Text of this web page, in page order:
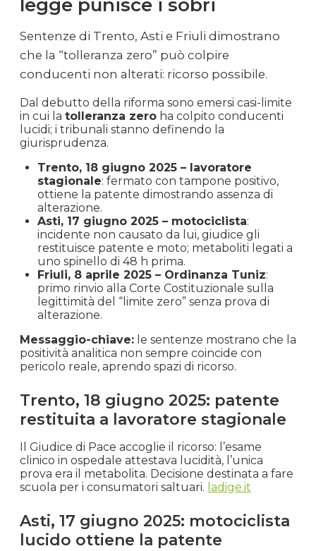
legge punisce i sobri
Sentenze di Trento, Asti e Friuli dimostrano
che la “tolleranza zero” può colpire
conducenti non alterati: ricorso possibile.
Dal debutto della riforma sono emersi casi-limite
in cui la tolleranza zero ha colpito conducenti
lucidi; i tribunali stanno definendo la
giurisprudenza.
Trento, 18 giugno 2025 – lavoratore
stagionale: fermato con tampone positivo,
ottiene la patente dimostrando assenza di
alterazione.
Asti, 17 giugno 2025 – motociclista:
incidente non causato da lui, giudice gli
restituisce patente e moto; metaboliti legati a
uno spinello di 48 h prima.
Friuli, 8 aprile 2025 – Ordinanza Tuniz:
primo rinvio alla Corte Costituzionale sulla
legittimità del “limite zero” senza prova di
alterazione.
Messaggio-chiave: le sentenze mostrano che la
positività analitica non sempre coincide con
pericolo reale, aprendo spazi di ricorso.
Trento, 18 giugno 2025: patente
restituita a lavoratore stagionale
Il Giudice di Pace accoglie il ricorso: l’esame
clinico in ospedale attestava lucidità, l’unica
prova era il metabolita. Decisione destinata a fare
scuola per i consumatori saltuari. ladige.it
Asti, 17 giugno 2025: motociclista
lucido ottiene la patente